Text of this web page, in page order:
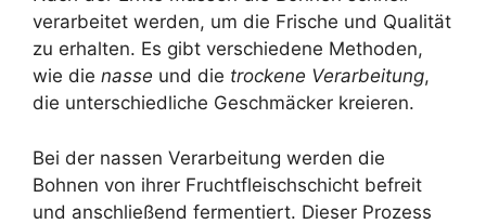
verarbeitet werden, um die Frische und Qualität
zu erhalten. Es gibt verschiedene Methoden,
wie die nasse und die trockene Verarbeitung,
die unterschiedliche Geschmäcker kreieren.
Bei der nassen Verarbeitung werden die
Bohnen von ihrer Fruchtfleischschicht befreit
und anschließend fermentiert. Dieser Prozess